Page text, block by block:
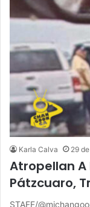
Karla Calva 29
Atropellan A
Pátzcuaro,
STAFF/